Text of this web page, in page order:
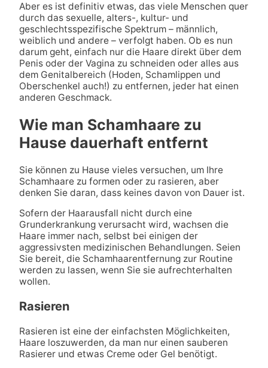
Aber es ist definitiv etwas, das viele Menschen quer
durch das sexuelle, alters-, kultur- und
geschlechtsspezifische Spektrum – männlich,
weiblich und andere – verfolgt haben. Ob es nun
darum geht, einfach nur die Haare direkt über dem
Penis oder der Vagina zu schneiden oder alles aus
dem Genitalbereich (Hoden, Schamlippen und
Oberschenkel auch!) zu entfernen, jeder hat einen
anderen Geschmack.
Wie man Schamhaare zu
Hause dauerhaft entfernt
Sie können zu Hause vieles versuchen, um Ihre
Schamhaare zu formen oder zu rasieren, aber
denken Sie daran, dass keines davon von Dauer ist.
Sofern der Haarausfall nicht durch eine
Grunderkrankung verursacht wird, wachsen die
Haare immer nach, selbst bei einigen der
aggressivsten medizinischen Behandlungen. Seien
Sie bereit, die Schamhaarentfernung zur Routine
werden zu lassen, wenn Sie sie aufrechterhalten
wollen.
Rasieren
Rasieren ist eine der einfachsten Möglichkeiten,
Haare loszuwerden, da man nur einen sauberen
Rasierer und etwas Creme oder Gel benötigt.